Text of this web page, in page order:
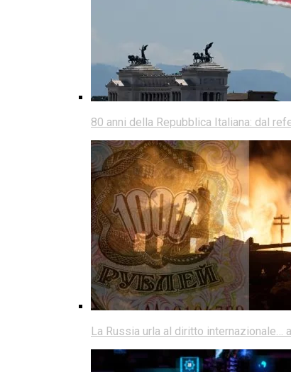
80 anni della Repubblica Italiana: dal
La Russia urla al diritto internazionale…